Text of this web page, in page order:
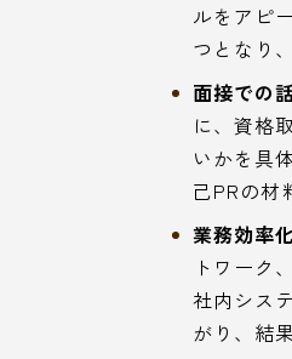
ルをアピ
つとなり
面接での
に、資格
いかを具
己PRの材
業務効率
トワーク
社内シス
がり、結